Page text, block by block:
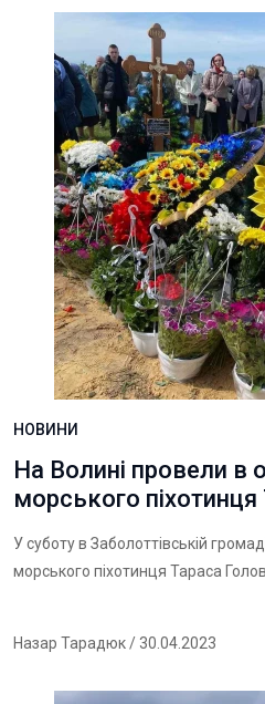
НОВИНИ
На Волині провели в
морського піхотинця
У суботу в Заболоттівській
морського піхотинця Тараса
Назар Тарадюк/ 30.04.2023